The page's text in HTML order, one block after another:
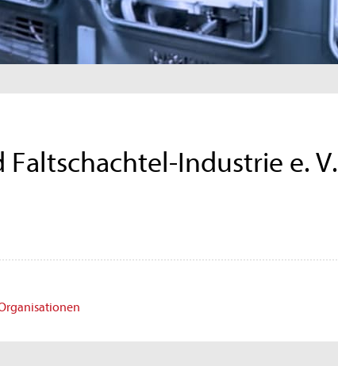
Faltschachtel-Industrie e. V.